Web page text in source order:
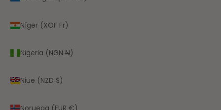
Níger (XOF Fr)
Nigeria (NGN ₦)
Niue (NZD $)
Noruega (EUR €)